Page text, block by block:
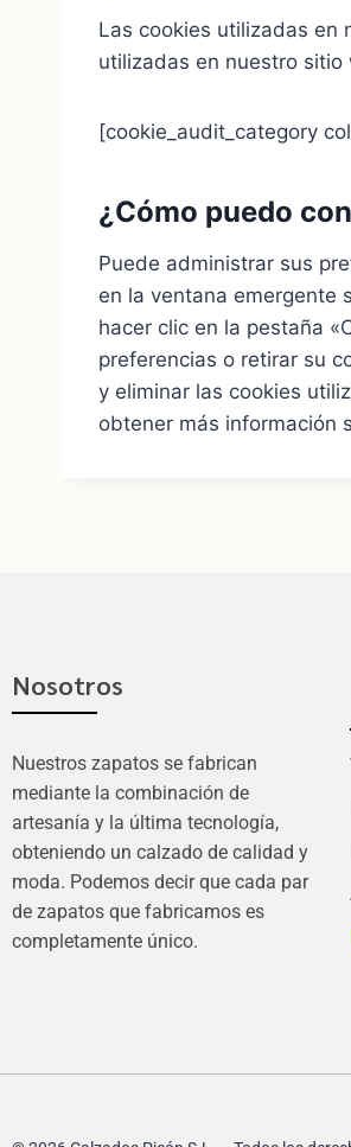
Las cookies utilizadas en
utilizadas en nuestro sitio
[cookie_audit_category
¿Cómo puedo
Puede administrar sus
en la ventana emergente
hacer clic en la pestaña
preferencias o retirar su
y eliminar las cookies
obtener más información
Nosotros
Nuestros zapatos se fabrican
mediante la combinación de
artesanía y la última tecnología,
obteniendo un calzado de calidad y
moda. Podemos decir que cada par
de zapatos que fabricamos es
completamente único.